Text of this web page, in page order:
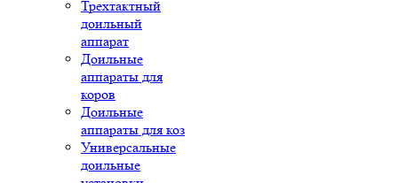
Трехтактный
доильный
аппарат
Доильные
аппараты для
коров
Доильные
аппараты для коз
Универсальные
доильные